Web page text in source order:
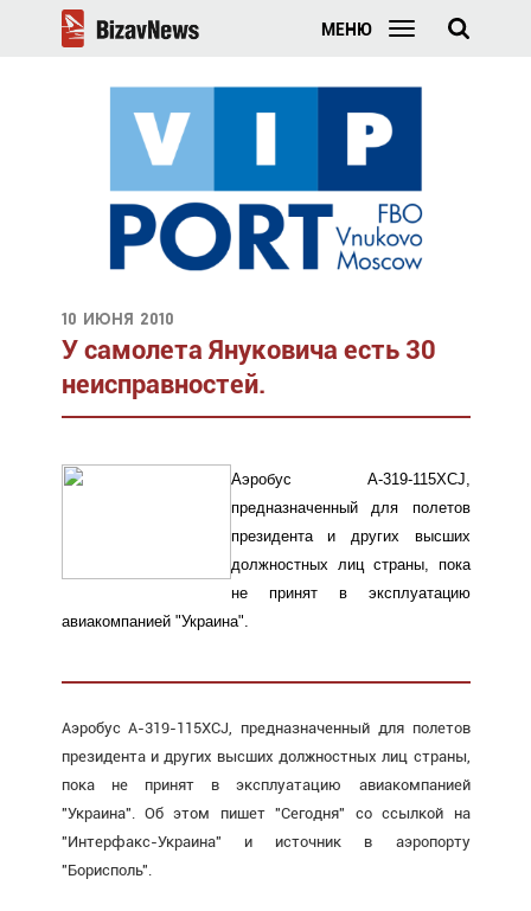
МЕНЮ
10 июня 2010
У самолета Януковича есть 30
неисправностей.
Аэробус А-319-115XCJ,
предназначенный для полетов
президента и других высших
должностных лиц страны, пока
не принят в эксплуатацию
авиакомпанией "Украина".
Аэробус А-319-115XCJ, предназначенный для полетов
президента и других высших должностных лиц страны,
пока не принят в эксплуатацию авиакомпанией
"Украина". Об этом пишет "Сегодня" со ссылкой на
"Интерфакс-Украина" и источник в аэропорту
"Борисполь".